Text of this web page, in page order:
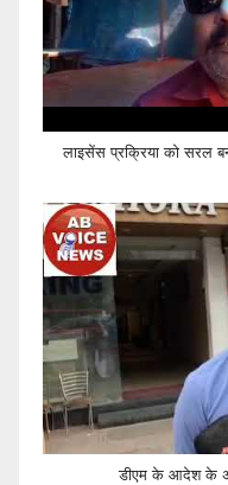
लाइसेंस प्रक्रिया को सरल
डीएम के आदेश के